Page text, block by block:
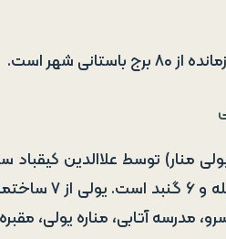
شهر است.
متر
مدرسه آتابی، مناره یولی،